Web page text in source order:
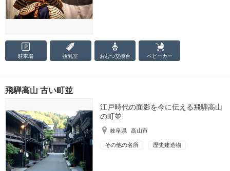
駐車場 授乳室 おむつ交換台 ベビーカー
飛騨高山 古い町並
江戸時代の面影を今に伝える飛騨高山
の町並
岐阜県 高山市
その他の名所 歴史建造物